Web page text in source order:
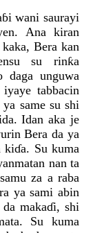
wani saurayi
Ana kiran
Bera kan
su rinƙa
daga unguwa
tabbacin
ya same su shi
Idan aka je
Bera da ya
kiɗa. Su kuma
nan ta
za a raba
ya sami abin
makaɗi, shi
Su kuma